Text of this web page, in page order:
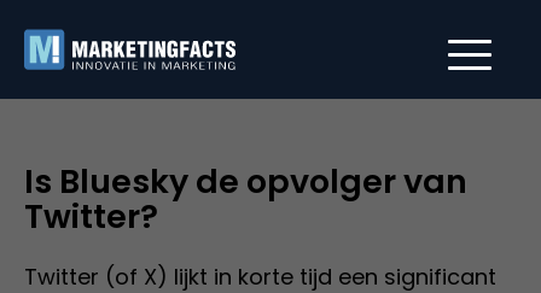
Is Bluesky de opvolger van
Twitter?
Twitter (of X) lijkt in korte tijd een significant